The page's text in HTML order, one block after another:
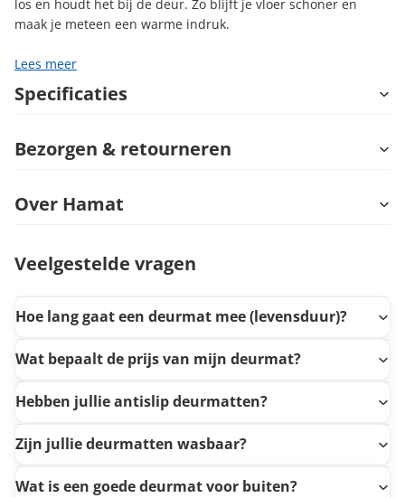
Lees meer
los en houdt het bij de deur. Zo blijft je vloer schoner en
maak je meteen een warme indruk.
Specificaties
Bezorgen & retourneren
Over Hamat
Veelgestelde vragen
Hoe lang gaat een deurmat mee (levensduur)?
Wat bepaalt de prijs van mijn deurmat?
Hebben jullie antislip deurmatten?
Zijn jullie deurmatten wasbaar?
Wat is een goede deurmat voor buiten?